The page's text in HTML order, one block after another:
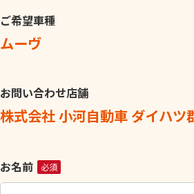
ご希望車種
ムーヴ
お問い合わせ店舗
株式会社 小河自動車 ダイハツ
こ
の
お名前 必須